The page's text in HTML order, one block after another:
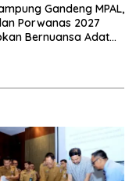
Gandeng MPAL,
Porwanas 2027
Bernuansa Adat